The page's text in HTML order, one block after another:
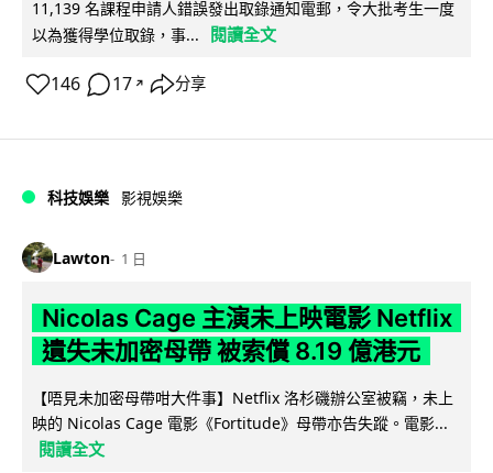
11,139 名課程申請人錯誤發出取錄通知電郵，令大批考生一度
以為獲得學位取錄，事...
閱讀全文
146 17 ↗ 分享
科技娛樂 影視娛樂
Lawton 1 日
Nicolas Cage 主演未上映電影 Netflix
遺失未加密母帶 被索償 8.19 億港元
【唔見未加密母帶咁大件事】Netflix 洛杉磯辦公室被竊，未上
映的 Nicolas Cage 電影《Fortitude》母帶亦告失蹤。電影...
閱讀全文